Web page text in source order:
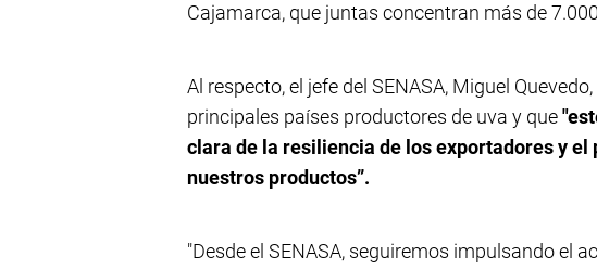
Cajamarca, que juntas concentran más de
Al respecto, el jefe del SENASA, Miguel
principales países productores de uva y que
clara de la resiliencia de los exportadores y
nuestros productos”.
"Desde el SENASA, seguiremos impulsando el